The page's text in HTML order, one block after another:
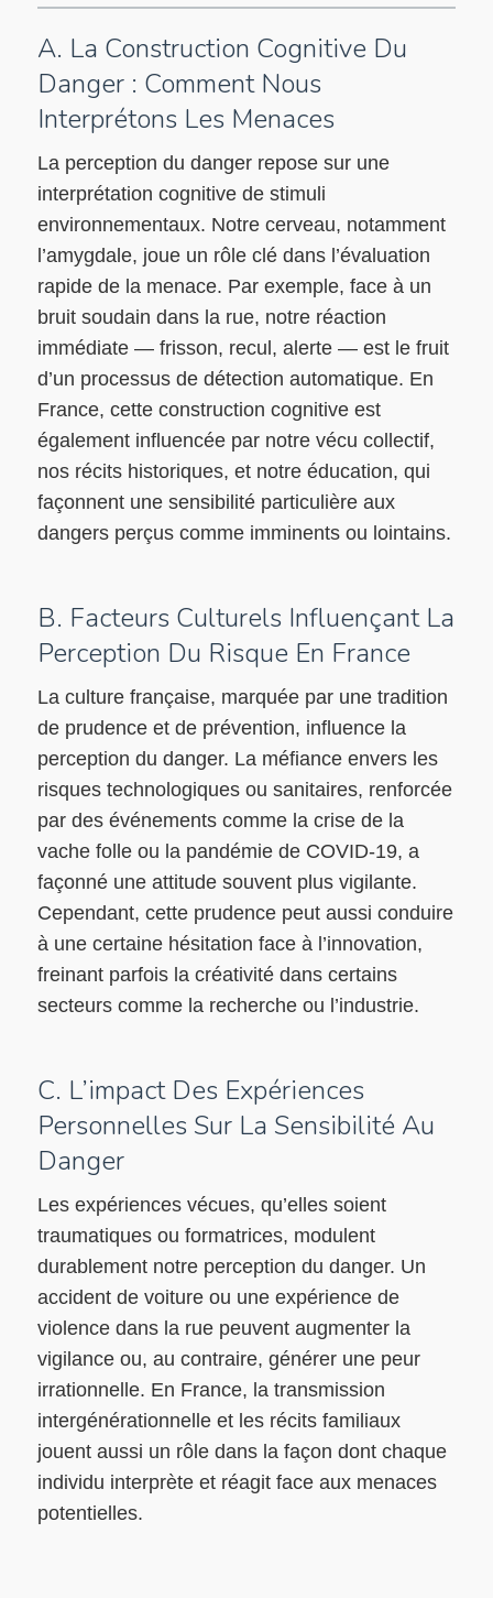
A. La Construction Cognitive Du
Danger : Comment Nous
Interprétons Les Menaces
La perception du danger repose sur une
interprétation cognitive de stimuli
environnementaux. Notre cerveau, notamment
l’amygdale, joue un rôle clé dans l’évaluation
rapide de la menace. Par exemple, face à un
bruit soudain dans la rue, notre réaction
immédiate — frisson, recul, alerte — est le fruit
d’un processus de détection automatique. En
France, cette construction cognitive est
également influencée par notre vécu collectif,
nos récits historiques, et notre éducation, qui
façonnent une sensibilité particulière aux
dangers perçus comme imminents ou lointains.
B. Facteurs Culturels Influençant La
Perception Du Risque En France
La culture française, marquée par une tradition
de prudence et de prévention, influence la
perception du danger. La méfiance envers les
risques technologiques ou sanitaires, renforcée
par des événements comme la crise de la
vache folle ou la pandémie de COVID-19, a
façonné une attitude souvent plus vigilante.
Cependant, cette prudence peut aussi conduire
à une certaine hésitation face à l’innovation,
freinant parfois la créativité dans certains
secteurs comme la recherche ou l’industrie.
C. L’impact Des Expériences
Personnelles Sur La Sensibilité Au
Danger
Les expériences vécues, qu’elles soient
traumatiques ou formatrices, modulent
durablement notre perception du danger. Un
accident de voiture ou une expérience de
violence dans la rue peuvent augmenter la
vigilance ou, au contraire, générer une peur
irrationnelle. En France, la transmission
intergénérationnelle et les récits familiaux
jouent aussi un rôle dans la façon dont chaque
individu interprète et réagit face aux menaces
potentielles.